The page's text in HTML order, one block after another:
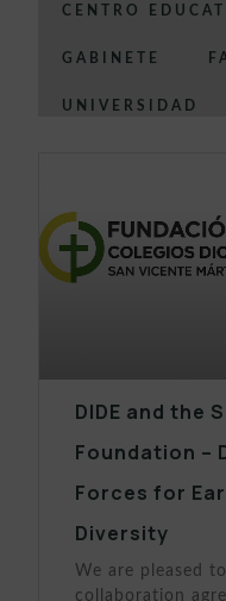
CENTRO
GABINETE
UNIVERSIDAD
DIDE and the
Foundation –
Forces for
Diversity
We are pleased
collaboration